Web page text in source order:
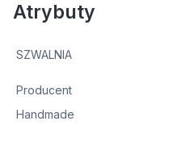
Atrybuty
SZWALNIA
Producent
Handmade